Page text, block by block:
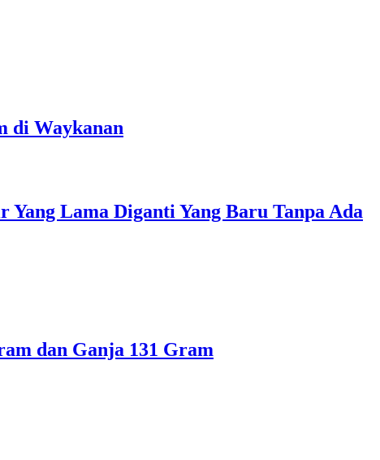
di Waykanan
Lama Diganti Yang Baru Tanpa Ada
dan Ganja 131 Gram